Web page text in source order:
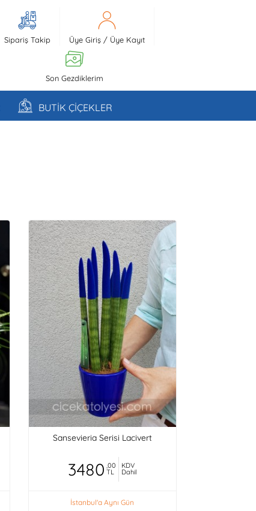
Sipariş Takip Üye Giriş/ Üye Kayıt
Son Gezdiklerim
BUTİK ÇİÇEKLER
Sansevieria Serisi Lacivert
3480 ,00
TL
KDV
Dahil
İstanbul'a Aynı Gün